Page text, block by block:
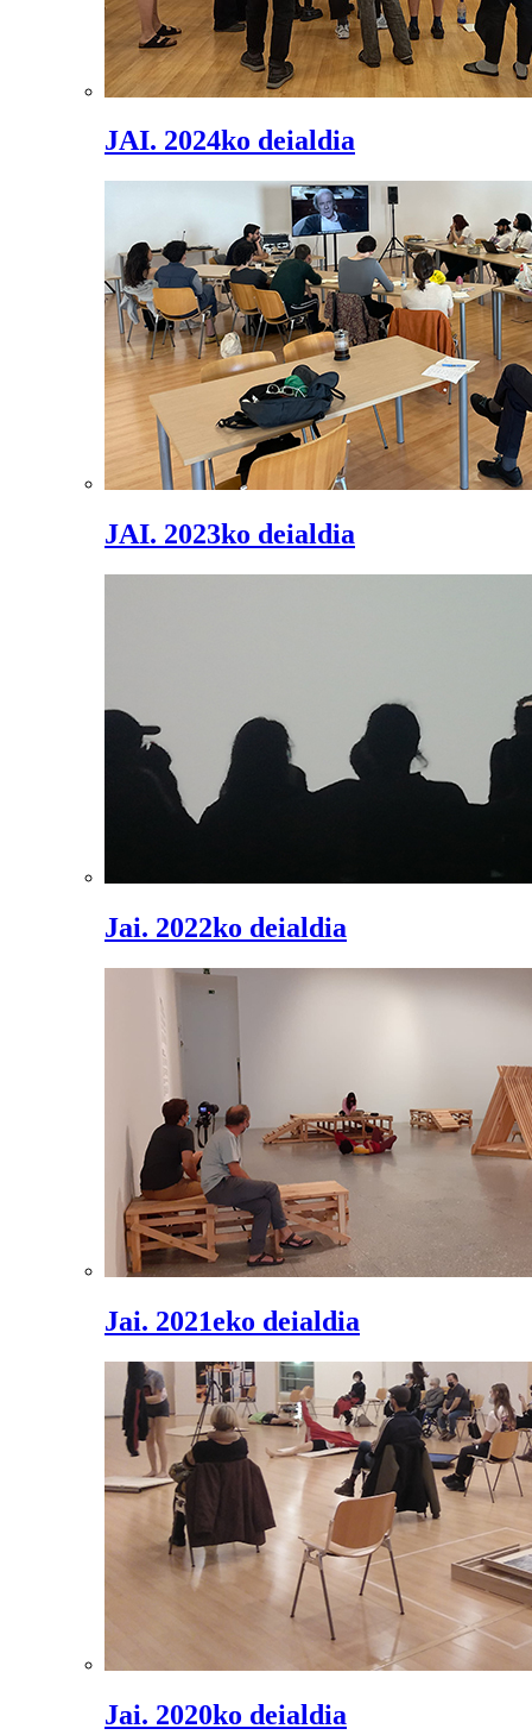
JAI. 2024ko deialdia
JAI. 2023ko deialdia
Jai. 2022ko deialdia
Jai. 2021eko deialdia
Jai. 2020ko deialdia